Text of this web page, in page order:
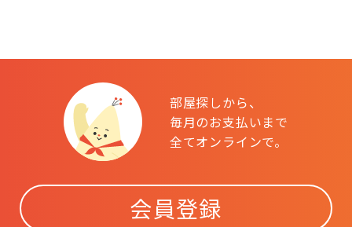
部屋探しから、
毎月のお支払いまで
全てオンラインで。
会員登録